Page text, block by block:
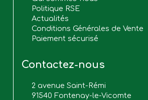
Politique RSE
Actualités
Conditions Générales de Vente
Paiement sécurisé
Contactez-nous
2 avenue Saint-Rémi
91540 Fontenay-le-Vicomte